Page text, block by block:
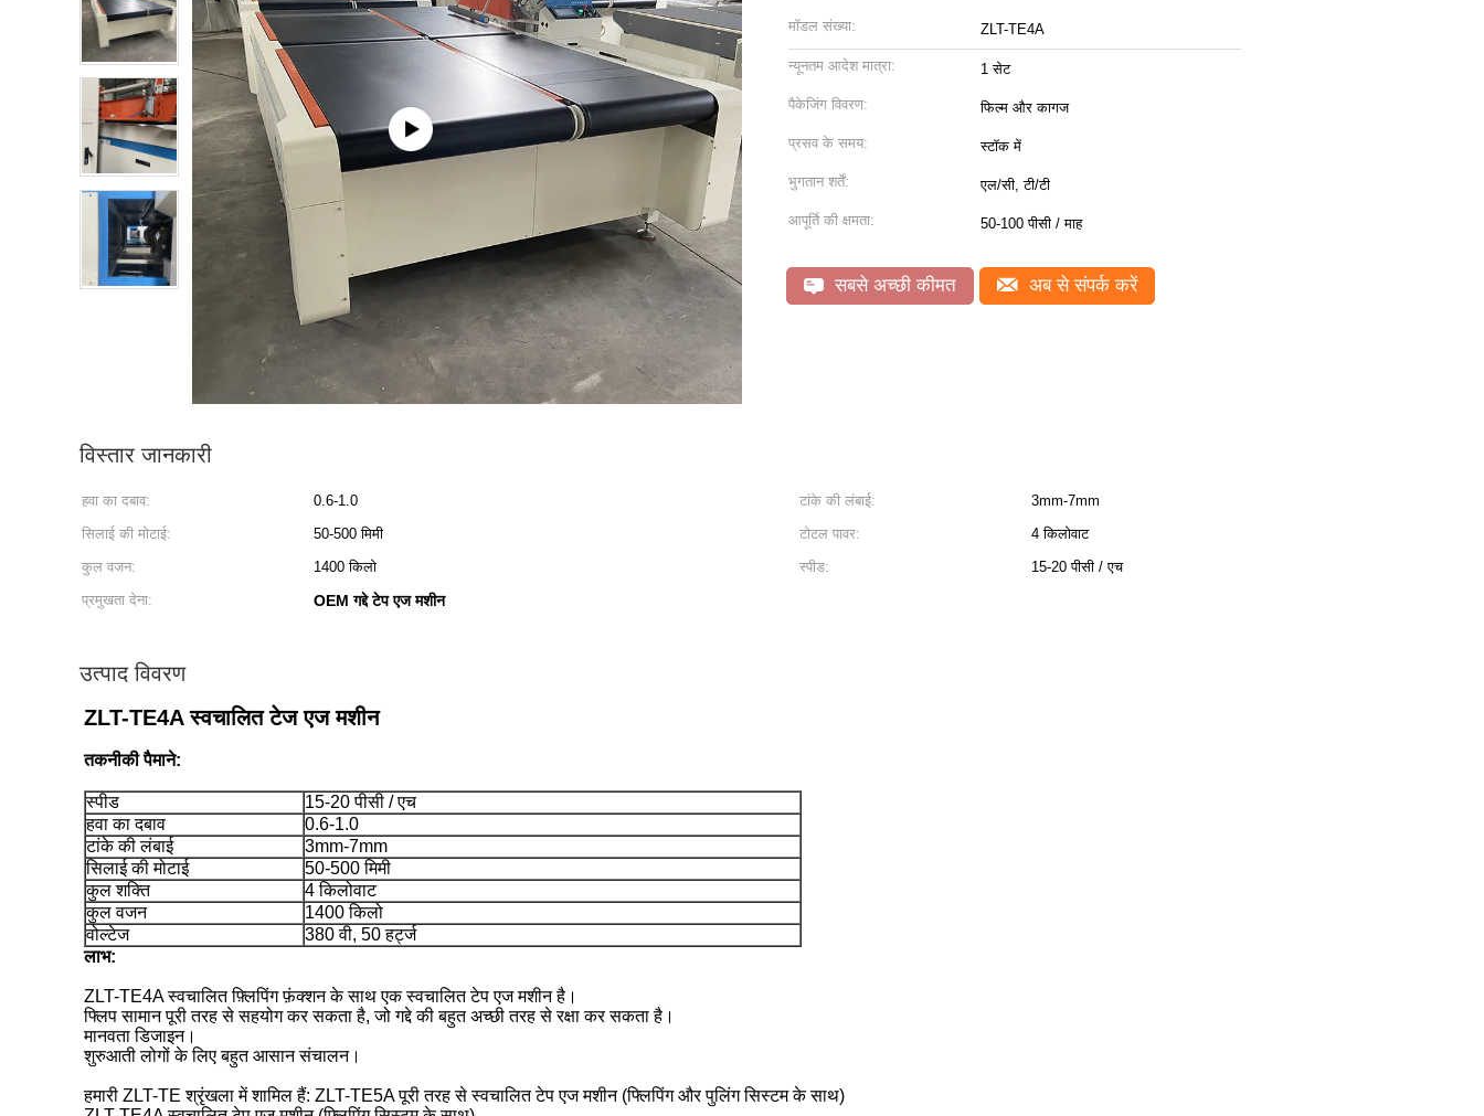
मॉडल संख्या: ZLT-TE4A
न्यूनतम आदेश मात्रा: 1 सेट
पैकेजिंग विवरण: फिल्म और कागज
प्रसव के समय: स्टॉक में
भुगतान शर्तें: एल/सी, टी/टी
आपूर्ति की क्षमता: 50-100 पीसी / माह
सबसे अच्छी कीमत अब से संपर्क करें
विस्तार जानकारी
हवा का दबाव: 0.6-1.0 टांके की लंबाई:
3mm-7mm
सिलाई की मोटाई:
50-500 मिमी टोटल पावर:
4 किलोवाट
कुल वजन:
1400 किलो स्पीड:
15-20 पीसी / एच
प्रमुखता देना:
OEM गद्दे टेप एज मशीन
उत्पाद विवरण
ZLT-TE4A स्वचालित टेज एज मशीन
तकनीकी पैमाने:
स्पीड
15-20 पीसी / एच
हवा का दबाव
0.6-1.0
टांके की लंबाई
3mm-7mm
सिलाई की मोटाई
50-500 मिमी
कुल शक्ति
4 किलोवाट
कुल वजन
1400 किलो
वोल्टेज
380 वी, 50 हर्ट्ज
लाभ:
ZLT-TE4A स्वचालित फ़्लिपिंग फ़ंक्शन के साथ एक स्वचालित टेप एज मशीन है।
फ्लिप सामान पूरी तरह से सहयोग कर सकता है, जो गद्दे की बहुत अच्छी तरह से रक्षा कर सकता है।
मानवता डिजाइन।
शुरुआती लोगों के लिए बहुत आसान संचालन।
हमारी ZLT-TE श्रृंखला में शामिल हैं: ZLT-TE5A पूरी तरह से स्वचालित टेप एज मशीन (फ्लिपिंग और पुलिंग सिस्टम के साथ)